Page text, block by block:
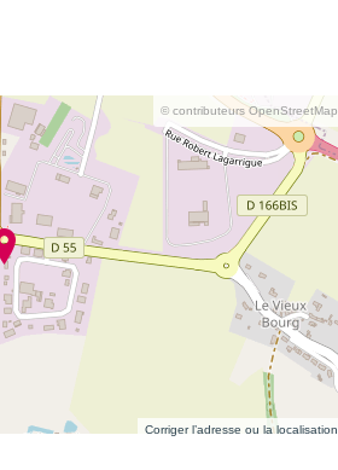
© contributeurs OpenStreetMap
Corriger l’adresse ou la localisation